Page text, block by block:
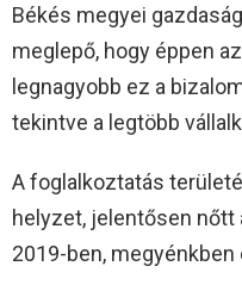
Békés megyei
meglepő, hogy éppen
legnagyobb ez a
tekintve a legtöbb
A foglalkoztatás
helyzet, jelentősen
2019-ben,